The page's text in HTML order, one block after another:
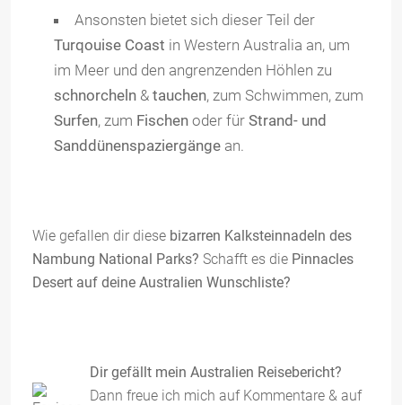
Ansonsten bietet sich dieser Teil der
Turqouise Coast in Western Australia an, um
im Meer und den angrenzenden Höhlen zu
schnorcheln & tauchen, zum Schwimmen, zum
Surfen, zum Fischen oder für Strand- und
Sanddünenspaziergänge an.
Wie gefallen dir diese bizarren Kalksteinnadeln des
Nambung National Parks? Schafft es die Pinnacles
Desert auf deine Australien Wunschliste?
Dir gefällt mein Australien Reisebericht?
Dann freue ich mich auf Kommentare & auf